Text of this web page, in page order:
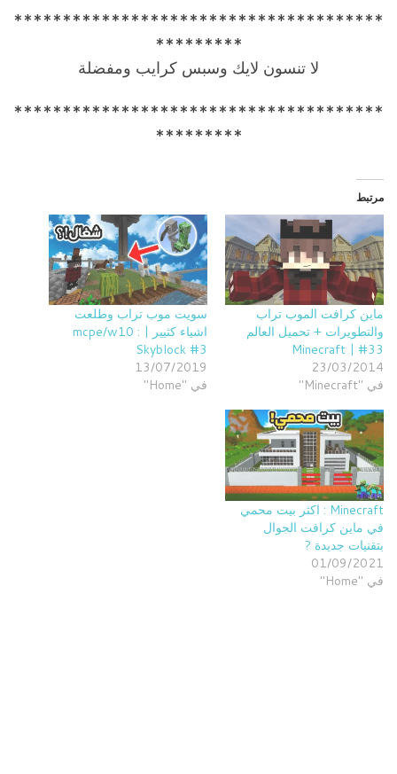
**************************************
*********
لا تنسون لايك وسبس كرايب ومفضلة
**************************************
*********
مرتبط
ماين كرافت الموب تراب
والتطويرات + تحميل العالم
Minecraft | #33
23/03/2014
في "Minecraft"
سويت موب تراب وطلعت
اشياء كثيير | mcpe/w10 :
Skyblock #3
13/07/2019
في "Home"
Minecraft : اكثر بيت محمي
في ماين كرافت الجوال
بتقنيات جديدة ?
01/09/2021
في "Home"